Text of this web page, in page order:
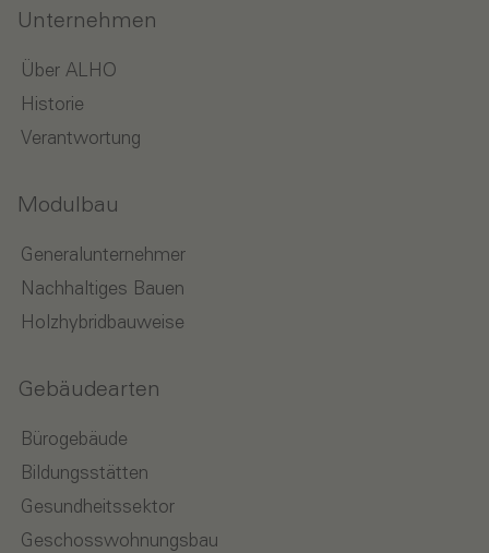
Unternehmen
Über ALHO
Historie
Verantwortung
Modulbau
Generalunternehmer
Nachhaltiges Bauen
Holzhybridbauweise
Gebäudearten
Bürogebäude
Bildungsstätten
Gesundheitssektor
Geschosswohnungsbau